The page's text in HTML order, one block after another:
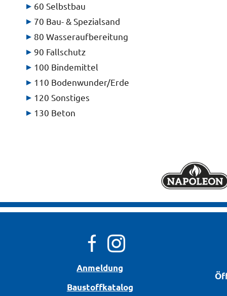
60 Selbstbau
70 Bau- & Spezialsand
80 Wasseraufbereitung
90 Fallschutz
100 Bindemittel
110 Bodenwunder/Erde
120 Sonstiges
130 Beton

Anmeldung
Bau­stoff­­ka­ta­log